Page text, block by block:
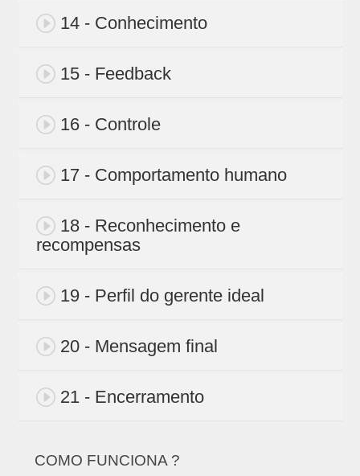
14 - Conhecimento
15 - Feedback
16 - Controle
17 - Comportamento humano
18 - Reconhecimento e
recompensas
19 - Perfil do gerente ideal
20 - Mensagem final
21 - Encerramento
COMO FUNCIONA ?